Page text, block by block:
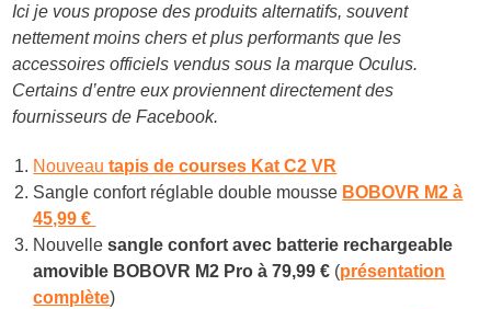
Ici je vous propose des produits alternatifs, souvent
nettement moins chers et plus performants que les
accessoires officiels vendus sous la marque Oculus.
Certains d’entre eux proviennent directement des
fournisseurs de Facebook.
Nouveautapis de courses Kat C2 VR
Sangle confort réglable double mousse BOBOVR M2 à
45,99 €
Nouvellesangle confort avec batterie rechargeable
amovible BOBOVR M2 Pro à79,99 € (présentation
complète)